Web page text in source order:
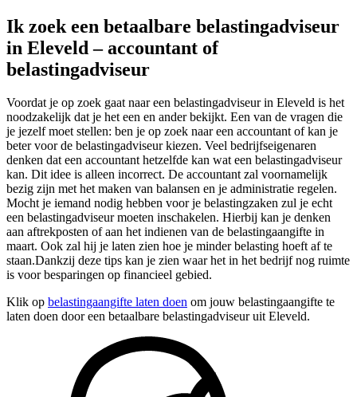
Ik zoek een betaalbare belastingadviseur
in Eleveld – accountant of
belastingadviseur
Voordat je op zoek gaat naar een belastingadviseur in Eleveld is het
noodzakelijk dat je het een en ander bekijkt. Een van de vragen die
je jezelf moet stellen: ben je op zoek naar een accountant of kan je
beter voor de belastingadviseur kiezen. Veel bedrijfseigenaren
denken dat een accountant hetzelfde kan wat een belastingadviseur
kan. Dit idee is alleen incorrect. De accountant zal voornamelijk
bezig zijn met het maken van balansen en je administratie regelen.
Mocht je iemand nodig hebben voor je belastingzaken zul je echt
een belastingadviseur moeten inschakelen. Hierbij kan je denken
aan aftrekposten of aan het indienen van de belastingaangifte in
maart. Ook zal hij je laten zien hoe je minder belasting hoeft af te
staan.Dankzij deze tips kan je zien waar het in het bedrijf nog ruimte
is voor besparingen op financieel gebied.
Klik op belastingaangifte laten doen om jouw belastingaangifte te
laten doen door een betaalbare belastingadviseur uit Eleveld.